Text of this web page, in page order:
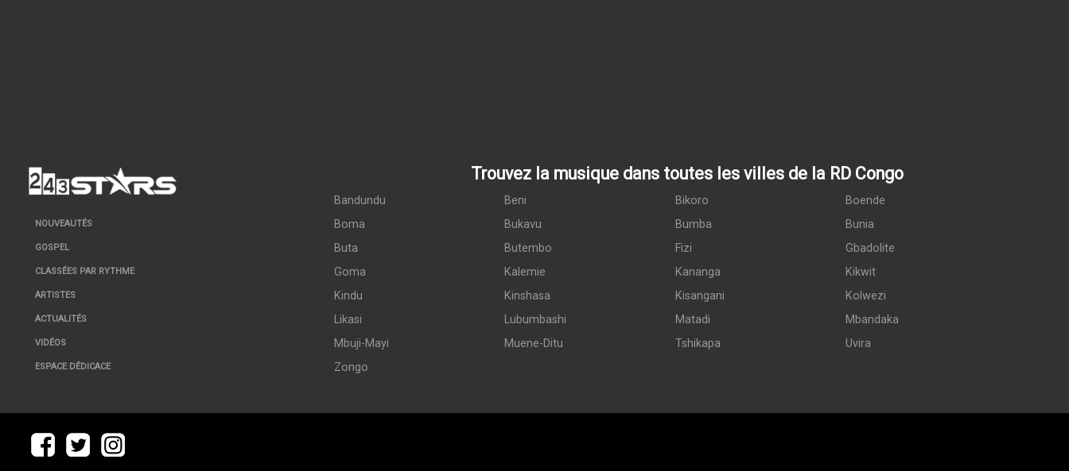
NOUVEAUTÉS
GOSPEL
CLASSÉES PAR RYTHME
ARTISTES
ACTUALITÉS
VIDÉOS
ESPACE DÉDICACE
Trouvez la musique dans toutes les villes de la RD Congo
Bandundu Beni Bikoro
Boende
Boma
Bukavu Bumba
Bunia
Buta
Butembo Fizi
Gbadolite
Goma
Kalemie Kananga
Kikwit
Kindu
Kinshasa Kisangani
Kolwezi
Likasi
Lubumbashi Matadi
Mbandaka
Mbuji-Mayi
Muene-Ditu Tshikapa
Uvira
Zongo